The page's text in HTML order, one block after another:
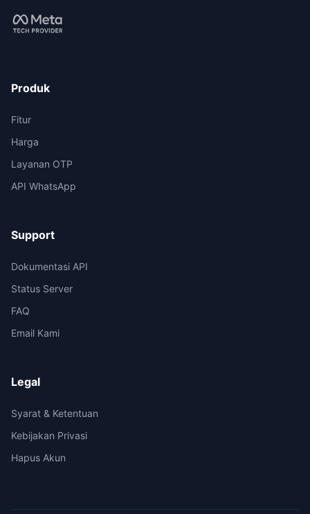
Produk
Fitur
Harga
Layanan OTP
API WhatsApp
Support
Dokumentasi API
Status Server
FAQ
Email Kami
Legal
Syarat & Ketentuan
Kebijakan Privasi
Hapus Akun